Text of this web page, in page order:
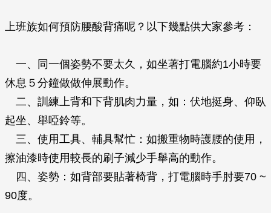
上班族如何預防腰酸背痛呢？以下幾點供大家參考：
一、同一個姿勢不要太久，如坐著打電腦約1小時要
休息５分鐘做做伸展動作。
二、訓練上背和下背肌肉力量，如：伏地挺身、仰臥
起坐、舉啞鈴等。
三、使用工具、輔具幫忙：如搬重物時護腰的使用，
擦油漆時使用較長的刷子減少手舉高的動作。
四、姿勢：如背部要貼著椅背，打電腦時手肘要70 ~
90度。